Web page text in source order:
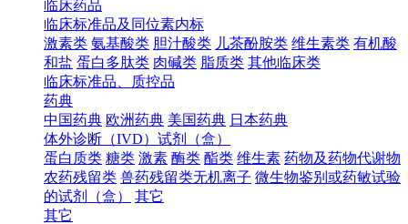
临床药品
临床标准品及同位素内标
激素类 氨基酸类 胆汁酸类 儿茶酚胺类 维生素类 有机酸
和盐 蛋白多肽类 肉碱类 脂质类 其他临床类
临床标准品、质控品
药典
中国药典 欧洲药典 美国药典 日本药典
体外诊断（IVD）试剂（盒）
蛋白质类 糖类 激素 酶类 酯类 维生素 药物及药物代谢物
农药残留类 兽药残留类无机离子 微生物鉴别或药敏试验
的试剂（盒）
其它
其它